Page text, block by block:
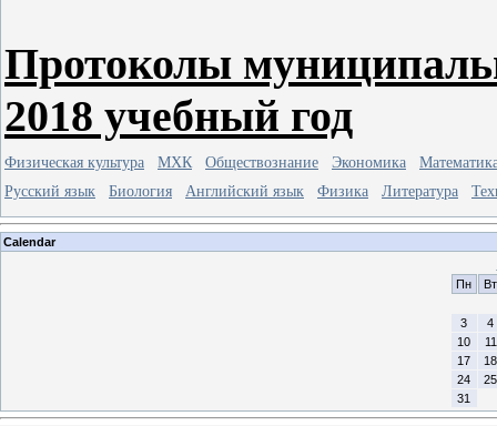
Протоколы
2018 учебный год
Физическая культура МХК Обществознание Экономика
Русский язык
Биология Английский язык Физика Литература
Calendar
Пн
Вт
3
4
10
11
17
18
24
25
31